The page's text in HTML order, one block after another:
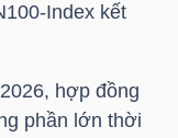
Index kết
hợp đồng
phần lớn thời